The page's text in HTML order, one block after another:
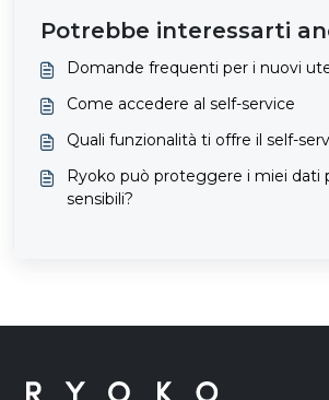
Potrebbe interessarti
Domande frequenti per i nuovi
Come accedere al self-service
Quali funzionalità ti offre il self-
Ryoko può proteggere i miei dati
sensibili?